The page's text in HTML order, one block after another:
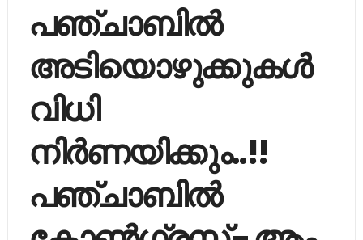
പഞ്ചാബില്‍
അടിയൊഴുക്കുകള്‍
വിധി
നിര്‍ണയിക്കും..!!
പഞ്ചാബിൽ